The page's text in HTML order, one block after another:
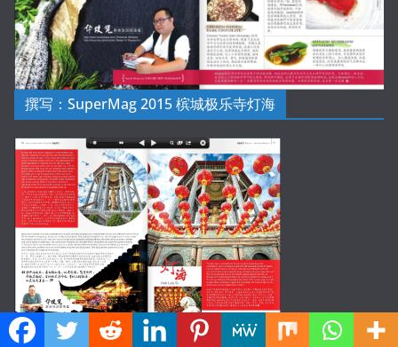
撰写：SuperMag 2015 槟城极乐寺灯海
撰写: SuperMag 2015 西安